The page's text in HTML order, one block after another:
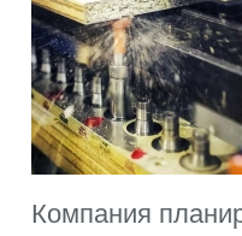
Компания